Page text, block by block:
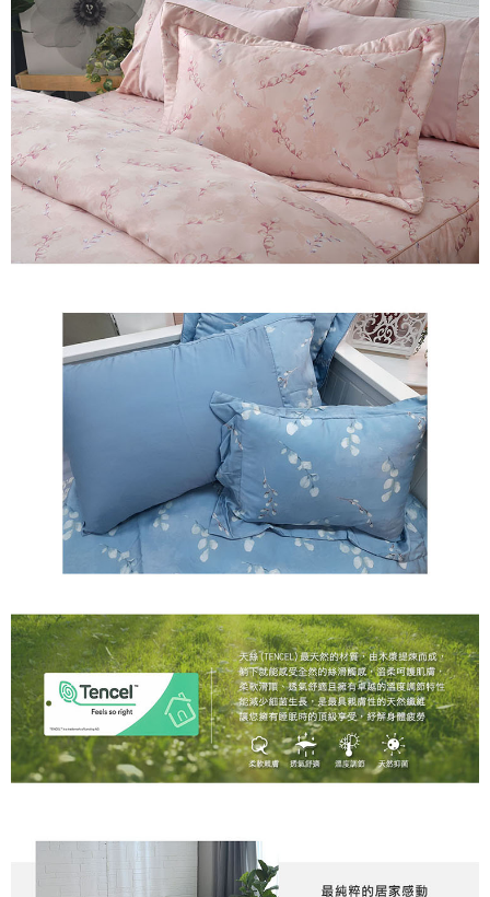
【注意事項】
１．透過由恩沛科技股份有限公司提供之「AFTEE先享後付」服務完成之交
易，需依本服務之必要範圍內提供個人資料，並將交易相關給付款項請求債
權轉讓予恩沛科技股份有限公司。
２．關於個人資料處理事宜，請瀏覽以下網址：
https://aftee.tw/terms/#terms3
３．未成年的使用者請事先徵得法定代理人或監護人之同意方可使用
「AFTEE先享後付」，若未經同意申辦者引起之損失，本公司不負相關責
任。
４．使用「AFTEE先享後付」時，將依據個別帳號之用戶狀況，依本公司即
時審查核予不同之上限額度；若仍有額度不足之情形，本公司將視審查結果
請求用戶進行身份認證。
５．嚴禁一人註冊多個帳號或使用他人資訊註冊。若發現惡意使用之情形，
恩沛科技股份有限公司將有權停止該用戶之使用額度並採取法律行動。